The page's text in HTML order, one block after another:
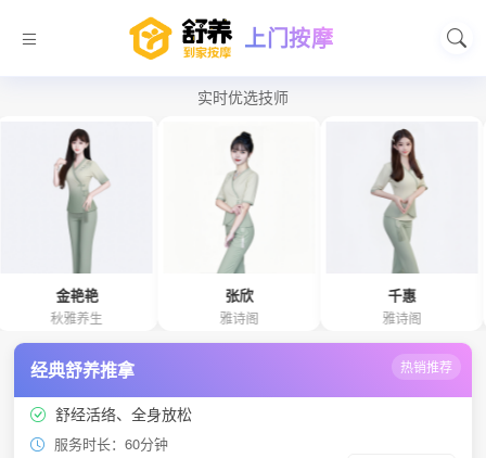
上门按摩
实时优选技师
金艳艳
秋雅养生
张欣
雅诗阁
千惠
雅诗阁
经典舒养推拿 热销推荐
舒经活络、全身放松
服务时长：60分钟